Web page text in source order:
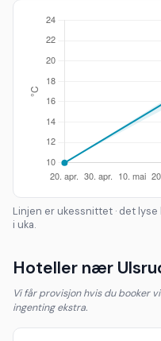
Linjen er ukessnittet · det
i uka.
Hoteller nær
Vi får provisjon hvis du booker
ingenting ekstra.